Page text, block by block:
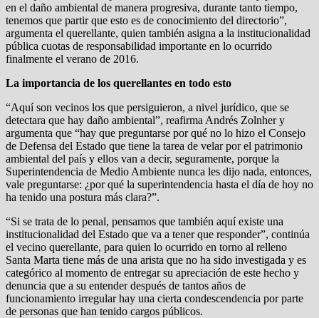
en el daño ambiental de manera progresiva, durante tanto tiempo,
tenemos que partir que esto es de conocimiento del directorio”,
argumenta el querellante, quien también asigna a la institucionalidad
pública cuotas de responsabilidad importante en lo ocurrido
finalmente el verano de 2016.
La importancia de los querellantes en todo esto
“Aquí son vecinos los que persiguieron, a nivel jurídico, que se
detectara que hay daño ambiental”, reafirma Andrés Zolnher y
argumenta que “hay que preguntarse por qué no lo hizo el Consejo
de Defensa del Estado que tiene la tarea de velar por el patrimonio
ambiental del país y ellos van a decir, seguramente, porque la
Superintendencia de Medio Ambiente nunca les dijo nada, entonces,
vale preguntarse: ¿por qué la superintendencia hasta el día de hoy no
ha tenido una postura más clara?”.
“Si se trata de lo penal, pensamos que también aquí existe una
institucionalidad del Estado que va a tener que responder”, continúa
el vecino querellante, para quien lo ocurrido en torno al relleno
Santa Marta tiene más de una arista que no ha sido investigada y es
categórico al momento de entregar su apreciación de este hecho y
denuncia que a su entender después de tantos años de
funcionamiento irregular hay una cierta condescendencia por parte
de personas que han tenido cargos públicos.